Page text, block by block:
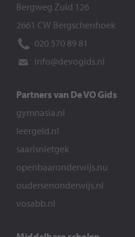
Bergweg Zuid 126
2661 CW Bergschenhoek
020 570 89 81
info@devogids.nl
Partners van De VO Gids
gymnasia.nl
leergeld.nl
saarisnietgek
openbaaronderwijs.nu
oudersenonderwijs.nl
vosabb.nl